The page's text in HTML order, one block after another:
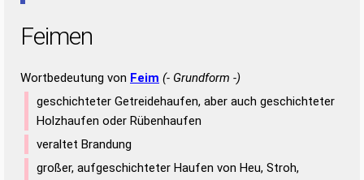
Feimen
Wortbedeutung von Feim (- Grundform -)
geschichteter Getreidehaufen, aber auch geschichteter
Holzhaufen oder Rübenhaufen
veraltet Brandung
großer, aufgeschichteter Haufen von Heu, Stroh,